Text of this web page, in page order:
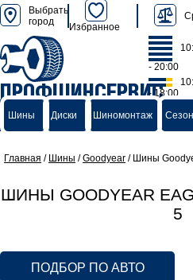
Выбрать
город
Избранное
ПРОФШИНСЕРВИС
группа компаний
- 20:00
- 18:00
Шины Диски Шиномонтаж
Главная / Шины /Goodyear / Шины
ШИНЫ GOODYEAR
5
ПОДБОР ПО АВТО